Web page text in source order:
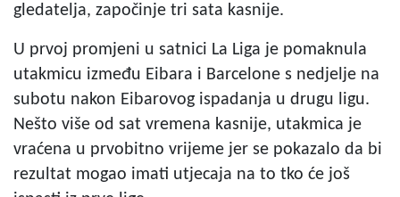
gledatelja, započinje tri sata kasnije.
U prvoj promjeni u satnici La Liga je pomaknula
utakmicu između Eibara i Barcelone s nedjelje na
subotu nakon Eibarovog ispadanja u drugu ligu.
Nešto više od sat vremena kasnije, utakmica je
vraćena u prvobitno vrijeme jer se pokazalo da bi
rezultat mogao imati utjecaja na to tko će još